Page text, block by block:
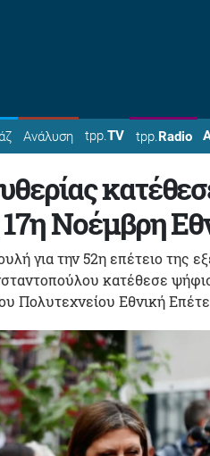
Ανάλυση tpp.TV tpp.Radio
Νοέμβρη
για την 52η επέτειο της
κατέθεσε
Πολυτεχνείου Εθνική